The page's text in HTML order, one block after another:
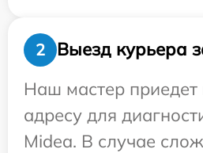
2
Выезд курьера
Наш мастер
адресу для
Midea. В случае